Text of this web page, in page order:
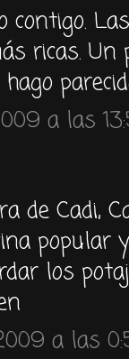
contigo.
ricas.
a las
de Cadi,
popular
los
a las